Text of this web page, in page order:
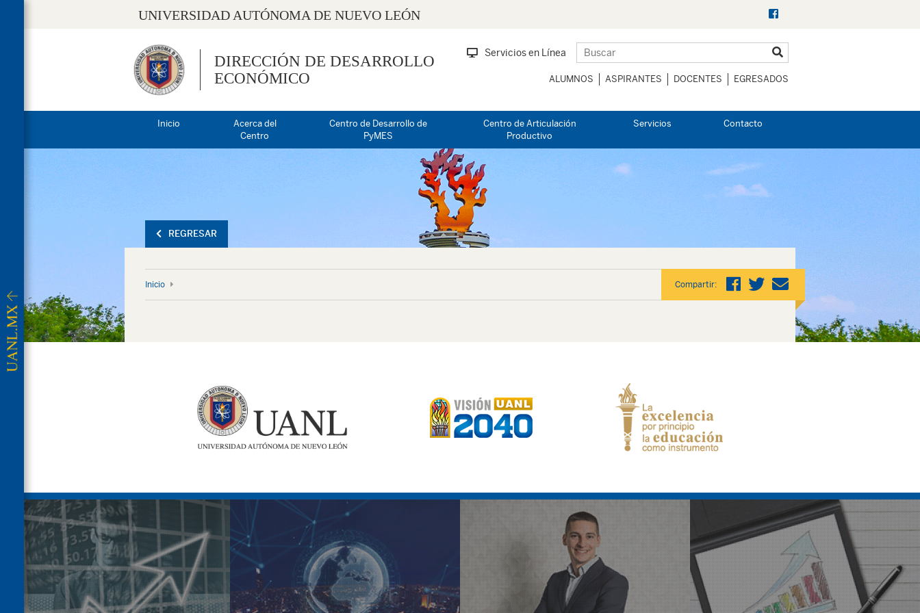
UNIVERSIDAD AUTÓNOMA DE NUEVO LEÓN
DIRECCIÓN DE DESARROLLO
ECONÓMICO
Servicios en Línea
ALUMNOS ASPIRANTES DOCENTES EGRESADOS
Inicio
Acerca del
Centro
Centro de Desarrollo de
PyMES
Centro de Articulación
Productivo
Servicios Contacto
REGRESAR
Inicio Compartir: